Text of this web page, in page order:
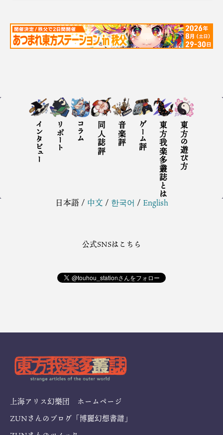
インタビュー リポート コラム 同人誌評 音楽評 ゲーム評 東方我楽多叢誌とは 東方の遊び方
日本語/ 中文 / 한국어 / English
公式SNSはこちら
上海アリス幻樂団 ホームページ
ZUNさんのブログ「博麗幻想書譜」